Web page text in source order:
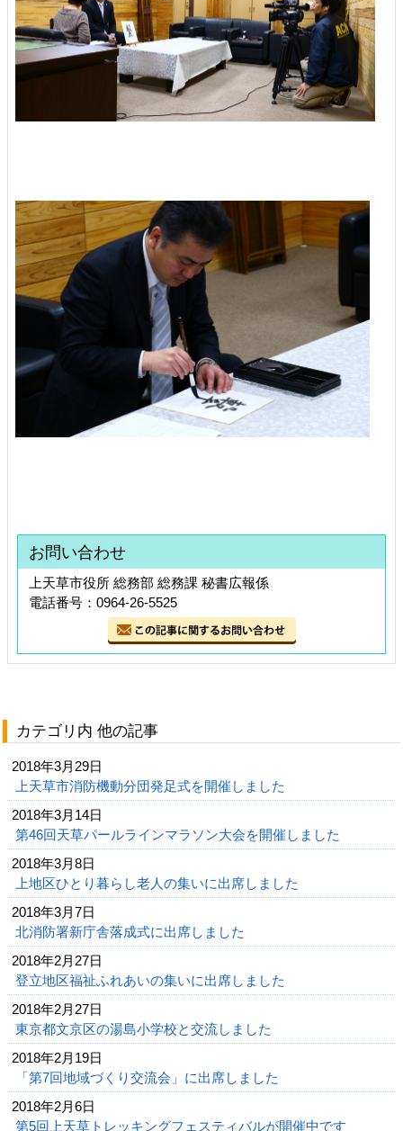
お問い合わせ
上天草市役所 総務部 総務課 秘書広報係
電話番号：0964-26-5525
カテゴリ内 他の記事
2018年3月29日
上天草市消防機動分団発足式を開催しました
2018年3月14日
第46回天草パールラインマラソン大会を開催しました
2018年3月8日
上地区ひとり暮らし老人の集いに出席しました
2018年3月7日
北消防署新庁舎落成式に出席しました
2018年2月27日
登立地区福祉ふれあいの集いに出席しました
2018年2月27日
東京都文京区の湯島小学校と交流しました
2018年2月19日
「第7回地域づくり交流会」に出席しました
2018年2月6日
第5回上天草トレッキングフェスティバルが開催中です